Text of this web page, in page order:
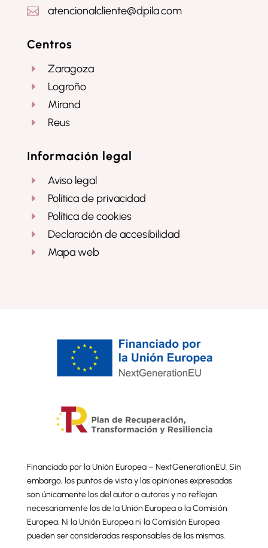
 atencionalcliente@dpila.com
Centros
E Zaragoza
E Logroño
E Mirand
E Reus
Información legal
E Aviso legal
E Política de privacidad
E Política de cookies
E Declaración de accesibilidad
E Mapa web
Financiado por la Unión Europea – NextGenerationEU. Sin
embargo, los puntos de vista y las opiniones expresadas
son únicamente los del autor o autores y no reflejan
necesariamente los de la Unión Europea o la Comisión
Europea. Ni la Unión Europea ni la Comisión Europea
pueden ser consideradas responsables de las mismas.